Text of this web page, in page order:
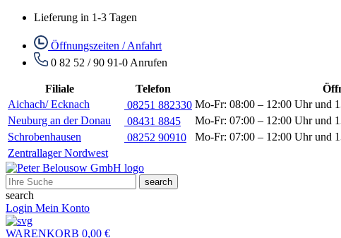
Lieferung in 1-3 Tagen
Öffnungszeiten / Anfahrt
0 82 52 / 90 91-0 Anrufen
Filiale Telefon
Aichach/ Ecknach
08251 882330 Mo-Fr: 08:00 – 12:00 Uhr und
Neuburg an der Donau
08431 8845 Mo-Fr: 07:00 – 12:00 Uhr und
Schrobenhausen
08252 90910 Mo-Fr: 07:00 – 12:00 Uhr und
Zentrallager Nordwest
search
search
Login Mein Konto
WARENKORB 0,00 €